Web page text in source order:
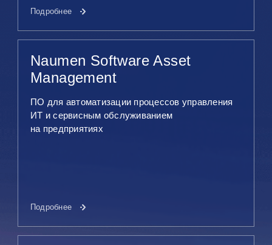
Подробнее
Naumen Software Asset
Management
ПО для автоматизации процессов управления
ИТ и сервисным обслуживанием
на предприятиях
Подробнее